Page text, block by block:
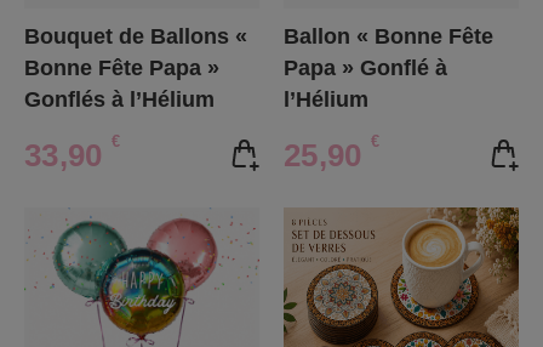
Bouquet de Ballons «
Bonne Fête Papa »
Gonflés à l’Hélium
33,90 €
Ballon « Bonne Fête
Papa » Gonflé à
l’Hélium
25,90 €